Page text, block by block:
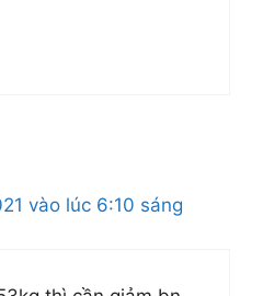
vào lúc 6:10 sáng